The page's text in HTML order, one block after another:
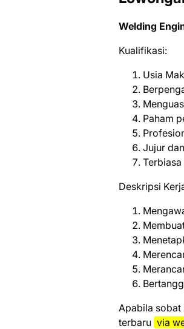
Welding
Kuаlіfіkаѕі:
Usia
Paham
Jujur
Deskripsi
Aраbіlа ѕоbаt
tеrbаru via